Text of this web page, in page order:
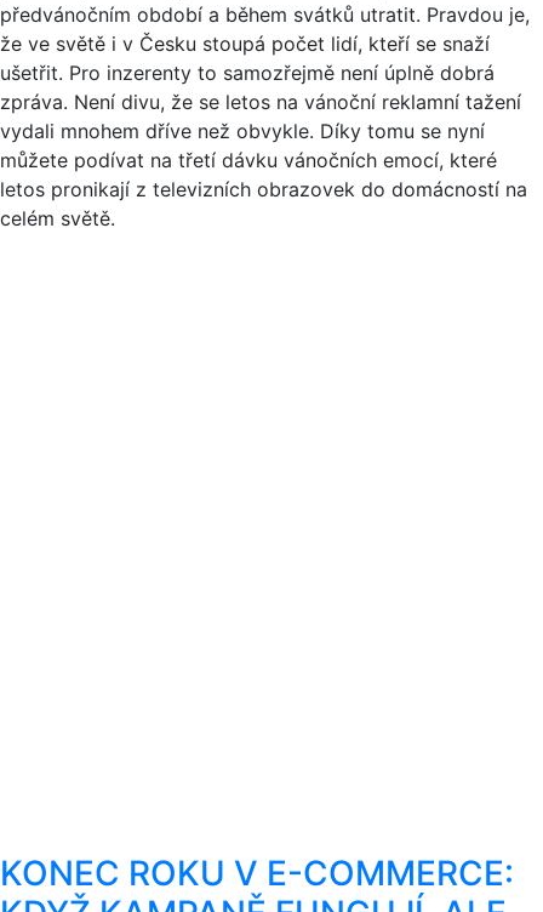
předvánočním období a během svátků utratit. Pravdou je,
že ve světě i v Česku stoupá počet lidí, kteří se snaží
ušetřit. Pro inzerenty to samozřejmě není úplně dobrá
zpráva. Není divu, že se letos na vánoční reklamní tažení
vydali mnohem dříve než obvykle. Díky tomu se nyní
můžete podívat na třetí dávku vánočních emocí, které
letos pronikají z televizních obrazovek do domácností na
celém světě.
KONEC ROKU V E-COMMERCE: